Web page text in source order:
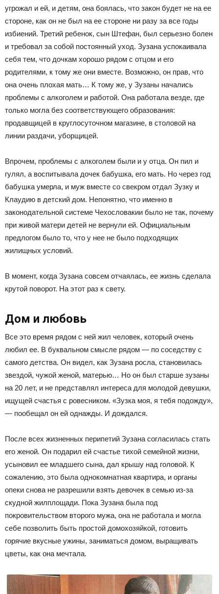
угрожал и ей, и детям, она боялась, что закон будет не на ее
стороне, как он не был на ее стороне ни разу за все годы
избиений. Третий ребенок, сын Штефан, был серьезно болен
и требовал за собой постоянный уход. Зузана успокаивала
себя тем, что дочкам хорошо рядом с отцом и его
родителями, к тому же они вместе. Возможно, он прав, что
она очень плохая мать… К тому же, у Зузаны начались
проблемы с алкоголем и работой. Она работала везде, где
только могла без соответствующего образования:
продавщицей в круглосуточном магазине, в столовой на
линии раздачи, уборщицей.
Впрочем, проблемы с алкоголем были и у отца. Он пил и
гулял, а воспитывала дочек бабушка, его мать. Но через год
бабушка умерла, и муж вместе со свекром отдал Зузку и
Клаудию в детский дом. Непонятно, что именно в
законодательной системе Чехословакии было не так, почему
при живой матери детей не вернули ей. Официальным
предлогом было то, что у нее не было подходящих
жилищных условий.
В момент, когда Зузана совсем отчаялась, ее жизнь сделала
крутой поворот. На этот раз к свету.
Дом и любовь
Все это время рядом с ней жил человек, который очень
любил ее. В буквальном смысле рядом — по соседству с
самого детства. Он видел, как Зузана росла, становилась
звездой, чужой женой, матерью… Но он был старше зузаны
на 20 лет, и не представлял интереса для молодой девушки,
ищущей счастья с ровесником. «Зузка моя, я тебя подожду»,
— пообещал он ей однажды. И дождался.
После всех жизненных перипетий Зузана согласилась стать
его женой. Он подарил ей счастье тихой семейной жизни,
усыновил ее младшего сына, дал крышу над головой. К
сожалению, это была однокомнатная квартира, и органы
опеки снова не разрешили взять девочек в семью из-за
скудной жилплощади. Пока Зузана была под
покровительством второго мужа, она не работала и могла
себе позволить быть простой домохозяйкой, готовить
горячие вкусные ужины, заниматься домом, выращивать
цветы, как она мечтала.